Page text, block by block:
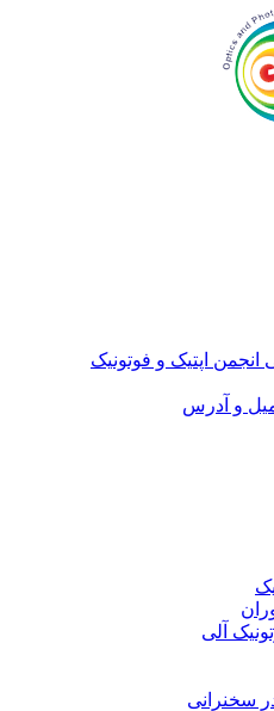
اپتیک و فوتونیک
و آدرس
آلی